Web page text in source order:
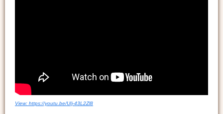
View: https://youtu.be/UIj-43L2Zl8